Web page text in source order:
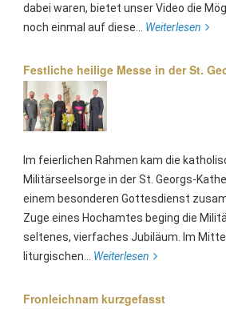
dabei waren, bietet unser Video die
noch einmal auf diese... Weiterlesen
Festliche heilige Messe in der St.
Im feierlichen Rahmen kam die
Militärseelsorge in der St. Georgs-
einem besonderen Gottesdienst
Zuge eines Hochamtes beging die
seltenes, vierfaches Jubiläum. Im
liturgischen... Weiterlesen
Fronleichnam kurzgefasst